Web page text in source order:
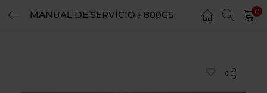
MANUAL DE SERVICIO F800GS 0
LOGIN REGISTER